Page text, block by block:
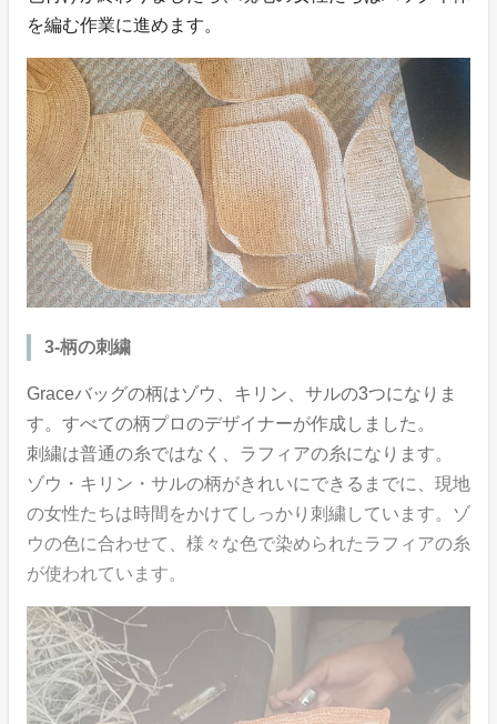
を編む作業に進めます。
3‐柄の刺繍
Graceバッグの柄はゾウ、キリン、サルの3つになりま
す。すべての柄プロのデザイナーが作成しました。
刺繍は普通の糸ではなく、ラフィアの糸になります。
ゾウ・キリン・サルの柄がきれいにできるまでに、現地
の女性たちは時間をかけてしっかり刺繍しています。ゾ
ウの色に合わせて、様々な色で染められたラフィアの糸
が使われています。